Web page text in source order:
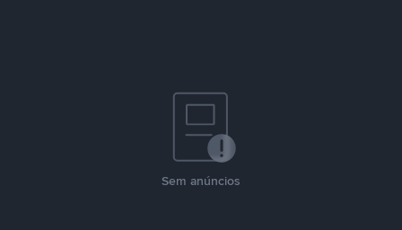
Sem anúncios